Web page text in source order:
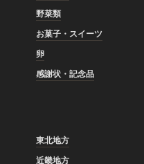
野菜類
お菓子・スイーツ
卵
感謝状・記念品
東北地方
近畿地方